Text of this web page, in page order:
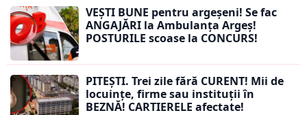
VEȘTI BUNE pentru argeșeni! Se fac
ANGAJĂRI la Ambulanța Argeș!
POSTURILE scoase la CONCURS!
PITEȘTI. Trei zile fără CURENT! Mii de
locuințe, firme sau instituții în
BEZNĂ! CARTIERELE afectate!